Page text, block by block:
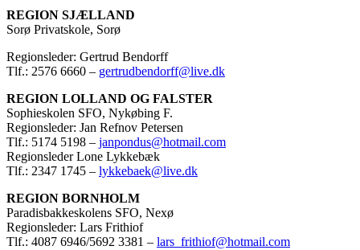
REGION SJÆLLAND
Sorø Privatskole, Sorø
Regionsleder: Gertrud Bendorff
Tlf.: 2576 6660 – gertrudbendorff@live.dk
REGION LOLLAND OG FALSTER
Sophieskolen SFO, Nykøbing F.
Regionsleder: Jan Refnov Petersen
Tlf.: 5174 5198 – janpondus@hotmail.com
Regionsleder Lone Lykkebæk
Tlf.: 2347 1745 – lykkebaek@live.dk
REGION BORNHOLM
Paradisbakkeskolens SFO, Nexø
Regionsleder: Lars Frithiof
Tlf.: 4087 6946/5692 3381 – lars_frithiof@hotmail.com